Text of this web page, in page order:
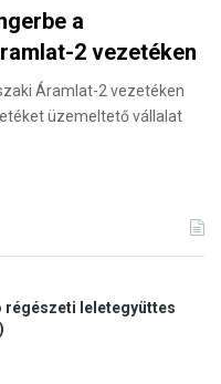
a
2 vezetéken
Áramlat-2 vezetéken
üzemeltető vállalat
leletegyüttes